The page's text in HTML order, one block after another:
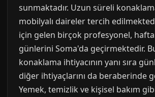
sunmaktadır. Uzun süreli
mobilyalı daireler tercih
için gelen birçok profesyonel,
günlerini Soma'da geçirmektedir.
konaklama ihtiyacının yanı sıra
diğer ihtiyaçlarını da beraberinde
Yemek, temizlik ve kişisel bakım